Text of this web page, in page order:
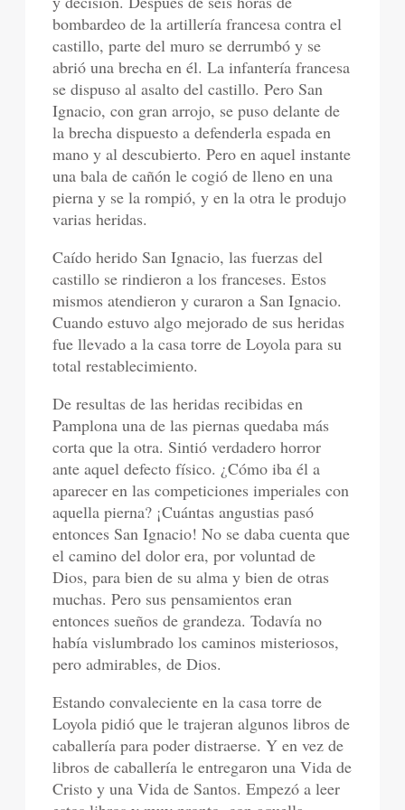
bombardeo de la artillería francesa contra el
castillo, parte del muro se derrumbó y se
abrió una brecha en él. La infantería francesa
se dispuso al asalto del castillo. Pero San
Ignacio, con gran arrojo, se puso delante de
la brecha dispuesto a defenderla espada en
mano y al descubierto. Pero en aquel instante
una bala de cañón le cogió de lleno en una
pierna y se la rompió, y en la otra le produjo
varias heridas.
Caído herido San Ignacio, las fuerzas del
castillo se rindieron a los franceses. Estos
mismos atendieron y curaron a San Ignacio.
Cuando estuvo algo mejorado de sus heridas
fue llevado a la casa torre de Loyola para su
total restablecimiento.
De resultas de las heridas recibidas en
Pamplona una de las piernas quedaba más
corta que la otra. Sintió verdadero horror
ante aquel defecto físico. ¿Cómo iba él a
aparecer en las competiciones imperiales con
aquella pierna? ¡Cuántas angustias pasó
entonces San Ignacio! No se daba cuenta que
el camino del dolor era, por voluntad de
Dios, para bien de su alma y bien de otras
muchas. Pero sus pensamientos eran
entonces sueños de grandeza. Todavía no
había vislumbrado los caminos misteriosos,
pero admirables, de Dios.
Estando convaleciente en la casa torre de
Loyola pidió que le trajeran algunos libros de
caballería para poder distraerse. Y en vez de
libros de caballería le entregaron una Vida de
Cristo y una Vida de Santos. Empezó a leer